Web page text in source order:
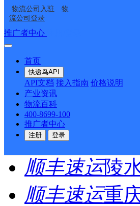
物流公司入驻
物
流公司登录
推广者中心
首页
快递鸟API
API文档 接入指南 价格说明
产业资讯
物流百科
400-8699-100
推广者中心
注册 登录
尾页
最新网点
圆通速递乐
顺丰速运
顺丰速运
顺丰速运陵
顺丰速运重